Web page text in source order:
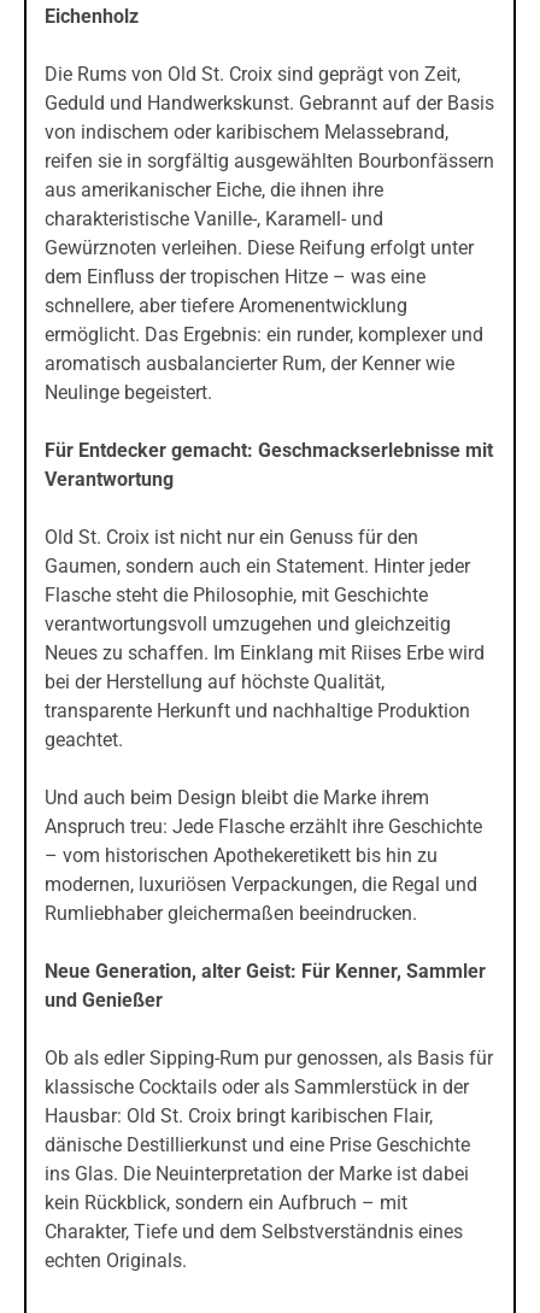
Eichenholz
Die Rums von Old St. Croix sind geprägt von Zeit,
Geduld und Handwerkskunst. Gebrannt auf der Basis
von indischem oder karibischem Melassebrand,
reifen sie in sorgfältig ausgewählten Bourbonfässern
aus amerikanischer Eiche, die ihnen ihre
charakteristische Vanille-, Karamell- und
Gewürznoten verleihen. Diese Reifung erfolgt unter
dem Einfluss der tropischen Hitze – was eine
schnellere, aber tiefere Aromenentwicklung
ermöglicht. Das Ergebnis: ein runder, komplexer und
aromatisch ausbalancierter Rum, der Kenner wie
Neulinge begeistert.
Für Entdecker gemacht: Geschmackserlebnisse mit
Verantwortung
Old St. Croix ist nicht nur ein Genuss für den
Gaumen, sondern auch ein Statement. Hinter jeder
Flasche steht die Philosophie, mit Geschichte
verantwortungsvoll umzugehen und gleichzeitig
Neues zu schaffen. Im Einklang mit Riises Erbe wird
bei der Herstellung auf höchste Qualität,
transparente Herkunft und nachhaltige Produktion
geachtet.
Und auch beim Design bleibt die Marke ihrem
Anspruch treu: Jede Flasche erzählt ihre Geschichte
– vom historischen Apothekeretikett bis hin zu
modernen, luxuriösen Verpackungen, die Regal und
Rumliebhaber gleichermaßen beeindrucken.
Neue Generation, alter Geist: Für Kenner, Sammler
und Genießer
Ob als edler Sipping-Rum pur genossen, als Basis für
klassische Cocktails oder als Sammlerstück in der
Hausbar: Old St. Croix bringt karibischen Flair,
dänische Destillierkunst und eine Prise Geschichte
ins Glas. Die Neuinterpretation der Marke ist dabei
kein Rückblick, sondern ein Aufbruch – mit
Charakter, Tiefe und dem Selbstverständnis eines
echten Originals.